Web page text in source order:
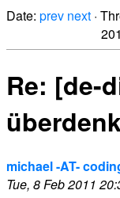
Date: prev next ·
Re: [de-
michael -AT-
Tue, 8 Feb 2011